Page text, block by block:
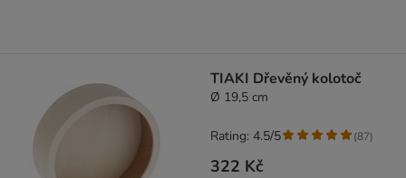
TIAKI Dřevěný kolotoč
Ø 19,5 cm
322 Kč
Rating: 4.5/5 (87)